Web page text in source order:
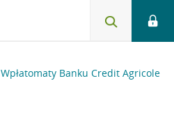
Wpłatomaty Banku Credit Agricole